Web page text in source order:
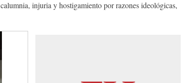
injuria y hostigamiento por razones ideológicas,